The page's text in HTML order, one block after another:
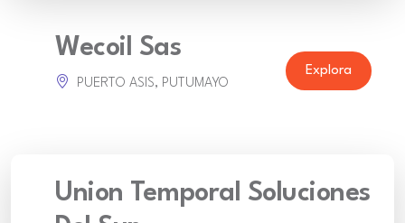
Wecoil Sas
PUERTO ASIS, PUTUMAYO
Explora
Union Temporal Soluciones